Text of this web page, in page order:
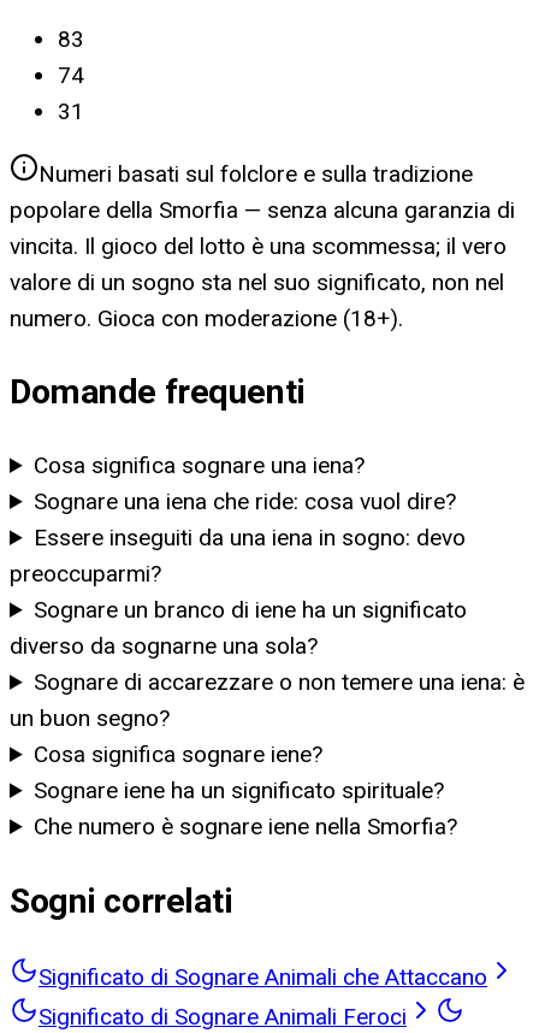
83
74
31
Numeri basati sul folclore e sulla tradizione
popolare della Smorfia — senza alcuna garanzia di
vincita. Il gioco del lotto è una scommessa; il vero
valore di un sogno sta nel suo significato, non nel
numero. Gioca con moderazione (18+).
Domande frequenti
Cosa significa sognare una iena?
Sognare una iena che ride: cosa vuol dire?
Essere inseguiti da una iena in sogno: devo
preoccuparmi?
Sognare un branco di iene ha un significato
diverso da sognarne una sola?
Sognare di accarezzare o non temere una iena: è
un buon segno?
Cosa significa sognare iene?
Sognare iene ha un significato spirituale?
Che numero è sognare iene nella Smorfia?
Sogni correlati
Significato di Sognare Animali che Attaccano
Significato di Sognare Animali Feroci